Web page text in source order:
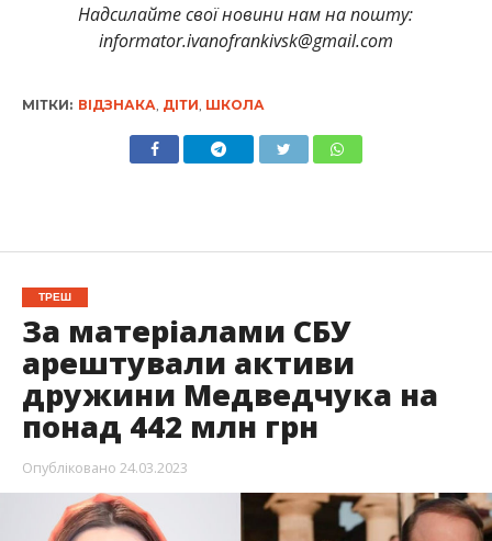
Надсилайте свої новини нам на пошту:
informator.ivanofrankivsk@gmail.com
МІТКИ: ВІДЗНАКА ДІТИ ШКОЛА
ТРЕШ
За матеріалами СБУ
арештували активи
дружини Медведчука на
понад 442 млн грн
Опубліковано 24.03.2023